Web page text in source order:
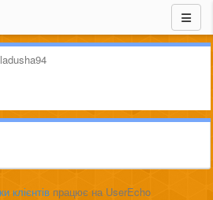
клієнтів працює на UserEcho